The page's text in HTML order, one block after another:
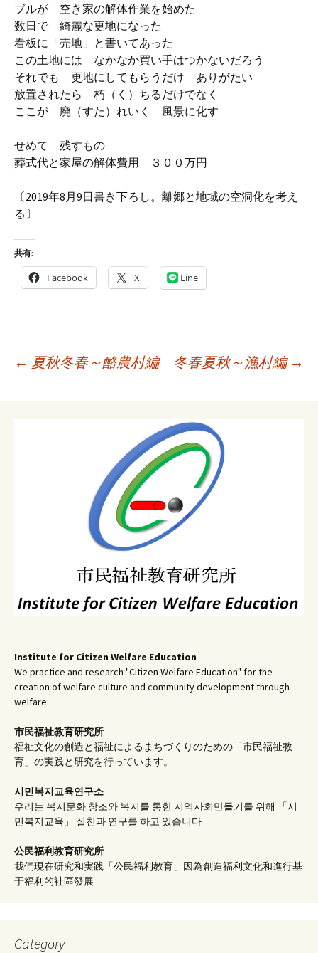
ブルが 空き家の解体作業を始めた
数日で 綺麗な更地になった
看板に「売地」と書いてあった
この土地には なかなか買い手はつかないだろう
それでも 更地にしてもらうだけ ありがたい
放置されたら 朽（く）ちるだけでなく
ここが 廃（すた）れいく 風景に化す
せめて 残すもの
葬式代と家屋の解体費用 ３００万円
〔2019年8月9日書き下ろし。離郷と地域の空洞化を考え
る〕
共有:
Facebook X Line
← 夏秋冬春～酪農村編 冬春夏秋～漁村編 →
Institute for Citizen Welfare Education
We practice and research "Citizen Welfare Education" for the
creation of welfare culture and community development through
welfare
市民福祉教育研究所
福祉文化の創造と福祉によるまちづくりのための「市民福祉教
育」の実践と研究を行っています。
시민복지교육연구소
우리는 복지문화 창조와 복지를 통한 지역사회만들기를 위해 「시
민복지교육」 실천과 연구를 하고 있습니다
公民福利教育研究所
我們現在研究和実践「公民福利教育」因為創造福利文化和進行基
于福利的社區發展
Category